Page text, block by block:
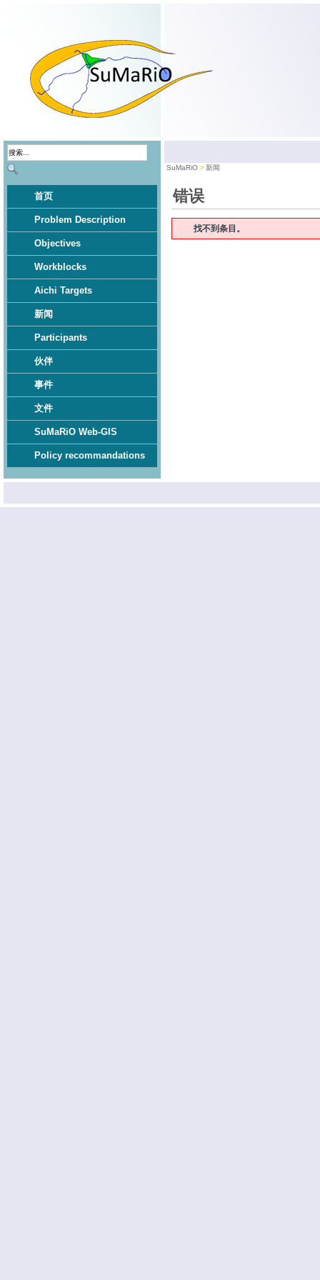
首页
Problem Description
Objectives
Workblocks
Aichi Targets
新闻
Participants
伙伴
事件
文件
SuMaRiO Web-GIS
Policy recommandations
SuMaRiO 新闻
错误
找不到条目。